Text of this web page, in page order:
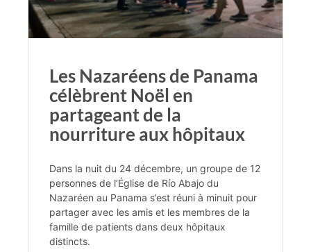
Les Nazaréens de Panama
célèbrent Noël en
partageant de la
nourriture aux hôpitaux
Dans la nuit du 24 décembre, un groupe de 12
personnes de l’Église de Río Abajo du
Nazaréen au Panama s’est réuni à minuit pour
partager avec les amis et les membres de la
famille de patients dans deux hôpitaux
distincts.